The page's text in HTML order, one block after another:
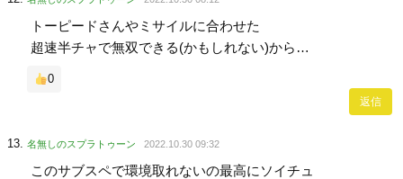
トーピードさんやミサイルに合わせた
超速半チャで無双できる(かもしれない)から…
0
返信
名無しのスプラトゥーン 2022.10.30 09:32
このサブスペで環境取れないの最高にソイチュ